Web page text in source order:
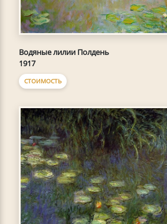
Водяные лилии Полдень
1917
СТОИМОСТЬ